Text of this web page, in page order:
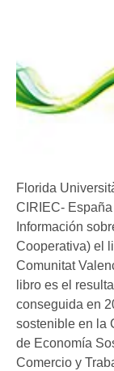
Florida
CIRIEC-
Información
Cooperativa) el
Comunitat
libro es el
conseguida en
sostenible en la
de Economía
Comercio y